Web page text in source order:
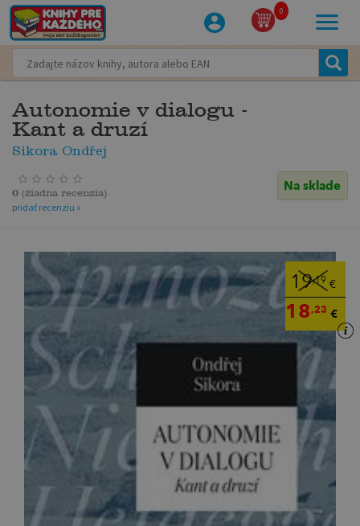
0
Autonomie v dialogu -
Kant a druzí
Sikora Ondřej
Na sklade
0 (žiadna recenzia)
pridať recenziu »
19,19 €
18,23 €